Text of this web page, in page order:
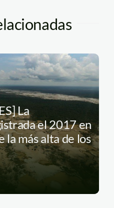
La
el 2017 en
la más alta de los